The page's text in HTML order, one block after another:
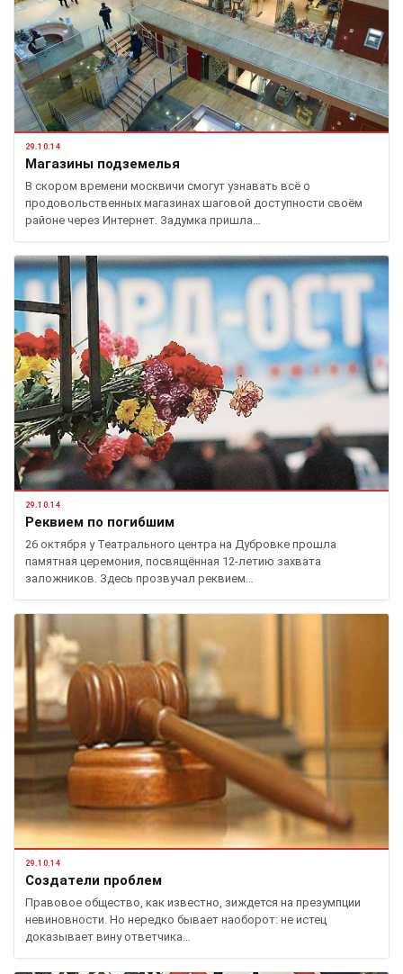
29.10.14
Магазины подземелья
В скором времени москвичи смогут узнавать всё о
продовольственных магазинах шаговой доступности своём
районе через Интернет. Задумка пришла…
29.10.14
Реквием по погибшим
26 октября у Театрального центра на Дубровке прошла
памятная церемония, посвящённая 12-летию захвата
заложников. Здесь прозвучал реквием…
29.10.14
Создатели проблем
Правовое общество, как известно, зиждется на презумпции
невиновности. Но нередко бывает наоборот: не истец
доказывает вину ответчика…